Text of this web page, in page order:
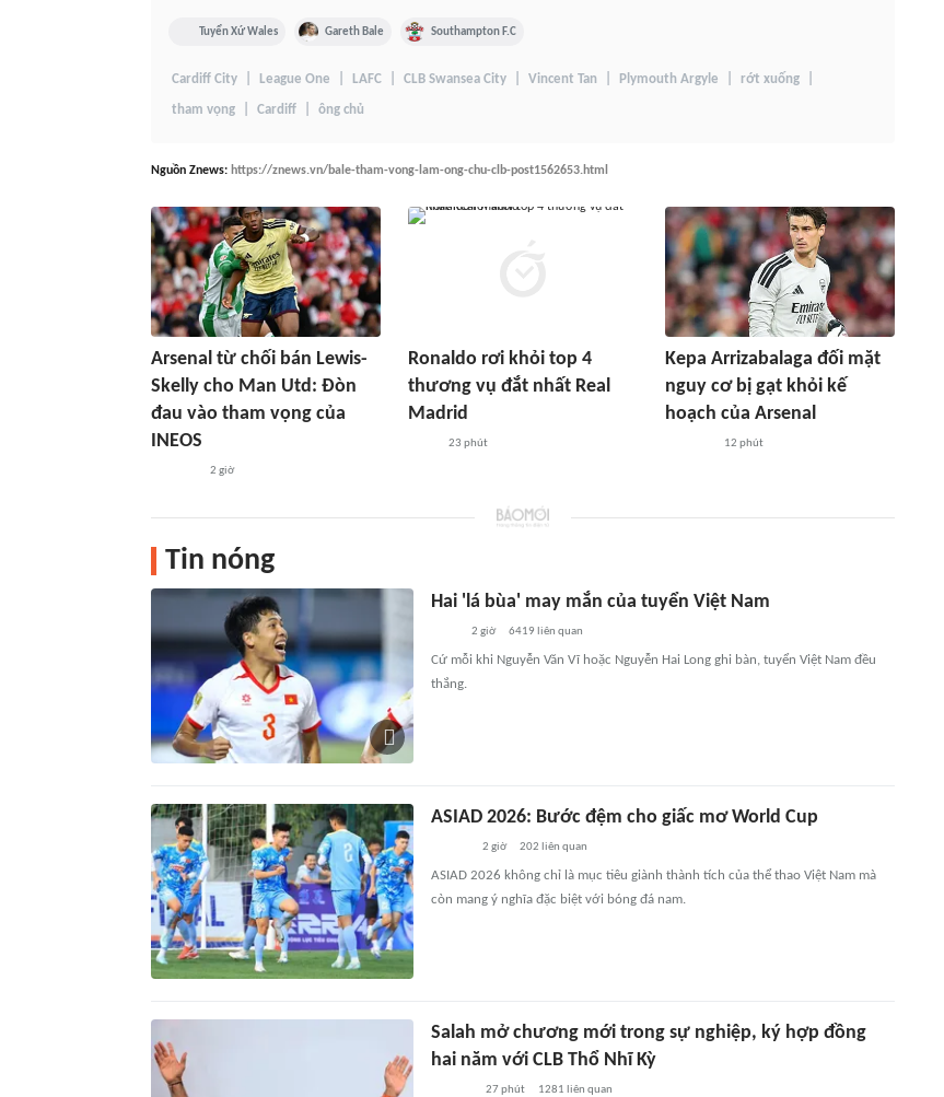
Tuyển Xứ Wales Gareth Bale Southampton F.C
Cardiff City League One LAFC CLB Swansea City Vincent Tan Plymouth Argyle rớt xuống
tham vọng Cardiff ông chủ
Nguồn Znews: https://znews.vn/bale-tham-vong-lam-ong-chu-clb-post1562653.html
Arsenal từ chối bán Lewis-
Skelly cho Man Utd: Đòn
đau vào tham vọng của
INEOS
2 giờ
Ronaldo rơi khỏi top 4
thương vụ đắt nhất Real
Madrid
23 phút
Kepa Arrizabalaga đối mặt
nguy cơ bị gạt khỏi kế
hoạch của Arsenal
12 phút
Tin nóng
Hai 'lá bùa' may mắn của tuyển Việt Nam
2 giờ 6419 liên quan
Cứ mỗi khi Nguyễn Văn Vĩ hoặc Nguyễn Hai Long ghi bàn, tuyển Việt Nam đều
thắng.
ASIAD 2026: Bước đệm cho giấc mơ World Cup
2 giờ 202 liên quan
ASIAD 2026 không chỉ là mục tiêu giành thành tích của thể thao Việt Nam mà
còn mang ý nghĩa đặc biệt với bóng đá nam.
Salah mở chương mới trong sự nghiệp, ký hợp đồng
hai năm với CLB Thổ Nhĩ Kỳ
27 phút 1281 liên quan